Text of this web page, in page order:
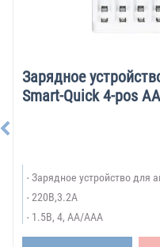
Зарядное
Smart-Quick 4-pos
Зарядное устройство для
220В,3.2А
1.5В, 4, AA/AAA